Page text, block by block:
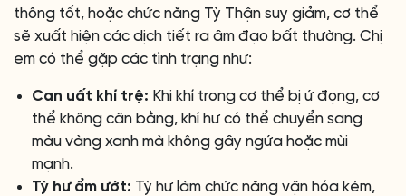
thông tốt, hoặc chức năng Tỳ Thận suy giảm, cơ thể
sẽ xuất hiện các dịch tiết ra âm đạo bất thường. Chị
em có thể gặp các tình trạng như:
Can uất khí trệ: Khi khí trong cơ thể bị ứ đọng, cơ
thể không cân bằng, khí hư có thể chuyển sang
màu vàng xanh mà không gây ngứa hoặc mùi
mạnh.
Tỳ hư ẩm ướt: Tỳ hư làm chức năng vận hóa kém,